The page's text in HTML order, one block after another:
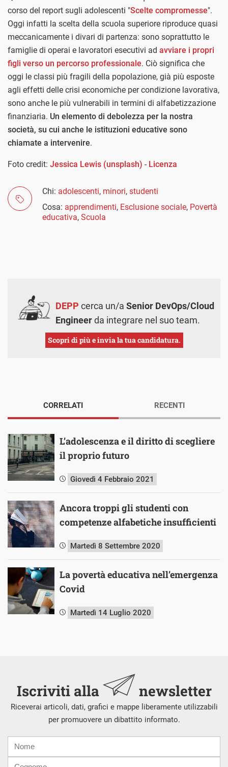
corso del report sugli adolescenti "Scelte compromesse".
Oggi infatti la scelta della scuola superiore riproduce quasi
meccanicamente i divari di partenza: sono soprattutto le
famiglie di operai e lavoratori esecutivi ad avviare i propri
figli verso un percorso professionale. Ciò significa che
oggi le classi più fragili della popolazione, già più esposte
agli effetti delle crisi economiche per condizione lavorativa,
sono anche le più vulnerabili in termini di alfabetizzazione
finanziaria. Un elemento di debolezza per la nostra
società, su cui anche le istituzioni educative sono
chiamate a intervenire.
Foto credit: Jessica Lewis (unsplash) - Licenza
Chi: adolescenti, minori, studenti
Cosa: apprendimenti, Esclusione sociale, Povertà
educativa, Scuola
DEPP cerca un/a Senior DevOps/Cloud
Engineerda integrare nel suo team.
Scopri di più e invia la tua candidatura.
CORRELATI
L’adolescenza e il diritto di scegliere
il proprio futuro
Giovedì 4 Febbraio 2021
Ancora troppi gli studenti con
competenze alfabetiche insufficienti
Martedì 8 Settembre 2020
La povertà educativa nell’emergenza
Covid
Martedì 14 Luglio 2020
RECENTI
Iscriviti alla newsletter
Riceverai articoli, dati, grafici e mappe liberamente utilizzabili
per promuovere un dibattito informato.
mail